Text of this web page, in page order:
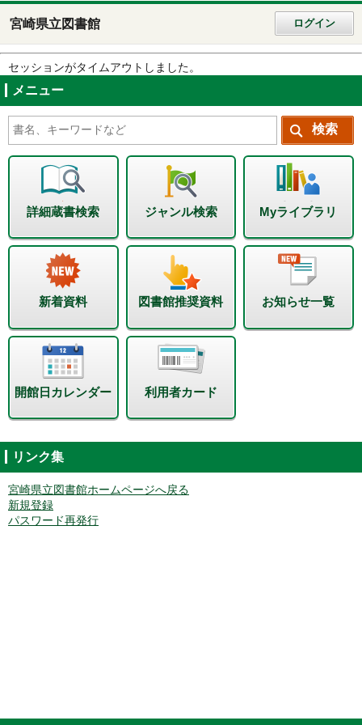
宮崎県立図書館 ログイン
セッションがタイムアウトしました。
メニュー
詳細蔵書検索 ジャンル検索 Myライブラリ
新着資料 図書館推奨資料 お知らせ一覧
開館日カレンダー 利用者カード
リンク集
宮崎県立図書館ホームページへ戻る
新規登録
パスワード再発行